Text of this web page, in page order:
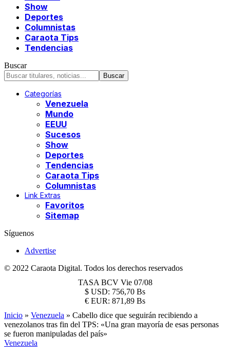
Show
Deportes
Columnistas
Caraota Tips
Tendencias
Buscar
Categorías
Venezuela
Mundo
EEUU
Sucesos
Show
Deportes
Tendencias
Caraota Tips
Columnistas
Link Extras
Favoritos
Sitemap
Síguenos
Advertise
© 2022 Caraota Digital. Todos los derechos reservados
TASA BCV Vie 07/08
$ USD: 756,70 Bs
€ EUR: 871,89 Bs
Inicio » Venezuela » Cabello dice que seguirán recibiendo a
venezolanos tras fin del TPS: «Una gran mayoría de esas personas
se fueron manipuladas del país»
Venezuela